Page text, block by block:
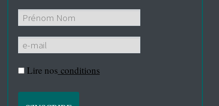
Lire nos conditions